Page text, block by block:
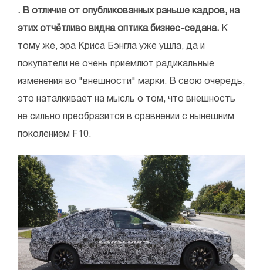
. В отличие от опубликованных раньше кадров, на
этих отчётливо видна оптика бизнес-седана. К
тому же, эра Криса Бэнгла уже ушла, да и
покупатели не очень приемлют радикальные
изменения во "внешности" марки. В свою очередь,
это наталкивает на мысль о том, что внешность
не сильно преобразится в сравнении с нынешним
поколением F10.